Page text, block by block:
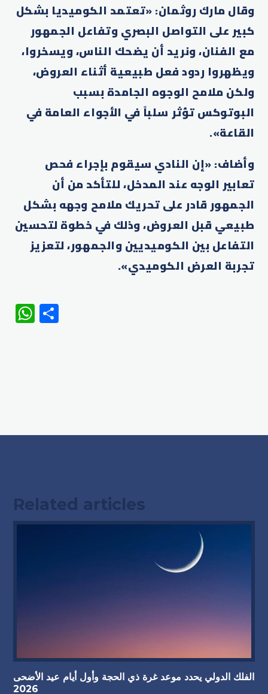
وقال مارك روثمان: «تعتمد الكوميديا بشكل
كبير على التواصل البصري وتفاعل الجمهور
مع الفنان، ونريد أن يضحك الناس، ويسخروا،
ويظهروا ردود فعل طبيعية أثناء العروض،
ولكن ملامح الوجوه الجامدة بسبب
البوتوكس تؤثر سلباً في الأجواء العامة في
القاعة».
وأضاف: «إن النادي سيقوم بإجراء فحص
تعابير الوجه عند المدخل، للتأكد من أن
الجمهور قادر على تحريك ملامح وجهه بشكل
طبيعي قبل العروض، وذلك في خطوة لتحسين
التفاعل بين الكوميديين والجمهور، لتعزيز
تجربة العرض الكوميدي».
WhatsApp
Related articles
الفلك الدولي يحدد موعد غرة ذي الحجة وأول أيام عيد الأضحى
2026